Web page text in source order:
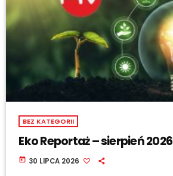
BEZ KATEGORII
Eko Reportaż – sierpień 2026
today 30 LIPCA 2026